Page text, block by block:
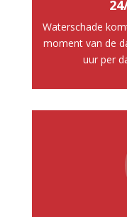
Waterschade
moment van de
uur per